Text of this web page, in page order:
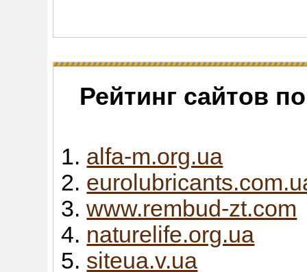
Рейтинг сайтов
alfa-m.org.ua
www.rembud-zt.com
naturelife.org.ua
siteua.v.ua